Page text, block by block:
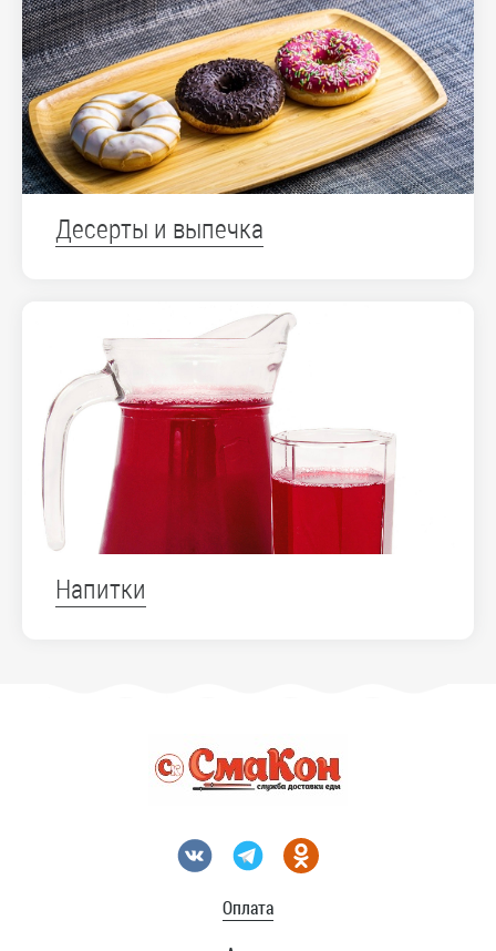
Десерты и выпечка
Напитки
Оплата